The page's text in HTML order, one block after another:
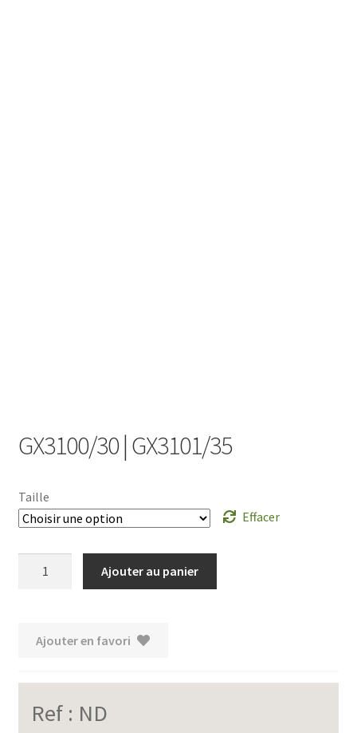
GX3100/30 | GX3101/35
Taille
Effacer
GX3101/35
Ajouter au panier
Ajouter en favori
Ref : ND